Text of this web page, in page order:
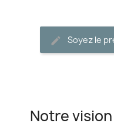
Soyez le
Notre